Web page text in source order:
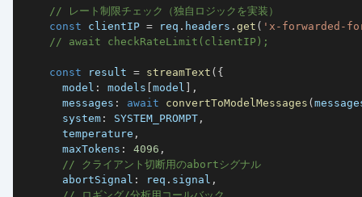
// レート制限チェック（独自ロジックを実装）
const clientIP = req . headers . get ( 'x-forwarded-
// await checkRateLimit(clientIP);
const result = streamText ( {
      model
: models [model ] ,
      messages
: await convertToModelMessages (
      system
: SYSTEM_PROMPT ,
      temperature
,
      maxTokens
: 4096 ,
// クライアント切断用のabortシグナル
      abortSignal
: req . signal ,
// ロギング/分析用コールバック